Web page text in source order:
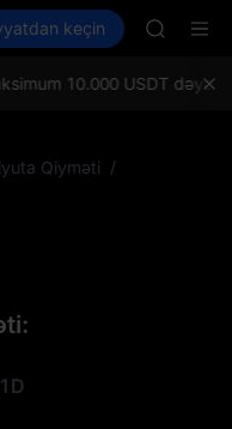
Spot Futures SPCX
keçin
AAOI
10.000 USDT
Qiyməti /
1D